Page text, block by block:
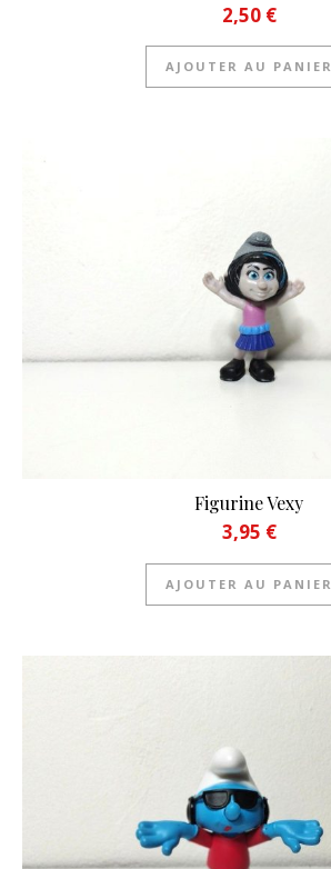
2,50 €
AJOUTER AU PANIER
Figurine Vexy
3,95 €
AJOUTER AU PANIER